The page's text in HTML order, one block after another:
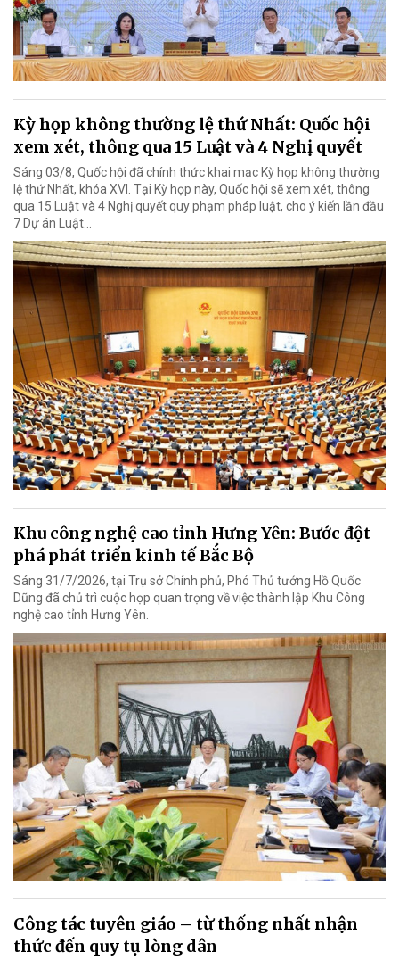
Kỳ họp không thường lệ thứ Nhất: Quốc hội
xem xét, thông qua 15 Luật và 4 Nghị quyết
Sáng 03/8, Quốc hội đã chính thức khai mạc Kỳ họp không thường
lệ thứ Nhất, khóa XVI. Tại Kỳ họp này, Quốc hội sẽ xem xét, thông
qua 15 Luật và 4 Nghị quyết quy phạm pháp luật, cho ý kiến lần đầu
7 Dự án Luật…
Khu công nghệ cao tỉnh Hưng Yên: Bước đột
phá phát triển kinh tế Bắc Bộ
Sáng 31/7/2026, tại Trụ sở Chính phủ, Phó Thủ tướng Hồ Quốc
Dũng đã chủ trì cuộc họp quan trọng về việc thành lập Khu Công
nghệ cao tỉnh Hưng Yên.
Công tác tuyên giáo – từ thống nhất nhận
thức đến quy tụ lòng dân